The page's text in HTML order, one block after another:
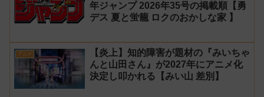
年ジャンプ 2026年35号の掲載順【勇
デス 夏と蛍籠 ロクのおかしな家 】
アニメ
【炎上】知的障害が題材の『みいちゃ
んと山田さん』が2027年にアニメ化
決定し叩かれる【みい山 差別】